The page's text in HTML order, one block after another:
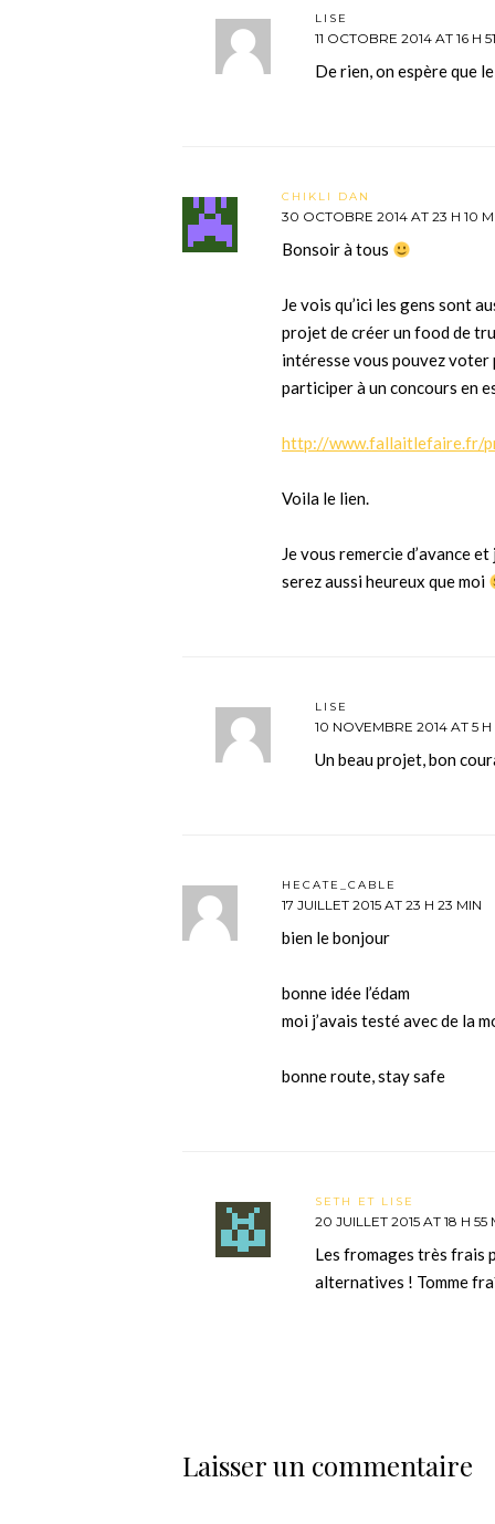
LISE
11 OCTOBRE 2014 AT 16 H
De rien, on espère que
CHIKLI DAN
30 OCTOBRE 2014 AT 23 H 10
Bonsoir à tous
Je vois qu’ici les gens sont
projet de créer un food de
intéresse vous pouvez voter
participer à un concours en
http://www.fallaitlefaire.fr/
Voila le lien.
Je vous remercie d’avance
serez aussi heureux que moi
LISE
10 NOVEMBRE 2014 AT 5
Un beau projet, bon
HECATE_CABLE
17 JUILLET 2015 AT 23 H 23 MIN
bien le bonjour
bonne idée l’édam
moi j’avais testé avec de la
bonne route, stay safe
SETH ET LISE
20 JUILLET 2015 AT 18 H 55
Les fromages très frais
alternatives ! Tomme
Laisser un commentaire